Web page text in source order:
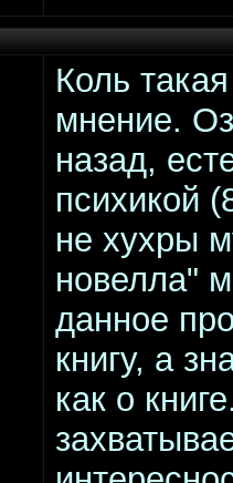
Коль
мнение.
назад,
психикой
не хухры
новелла"
данное
книгу, а
как о